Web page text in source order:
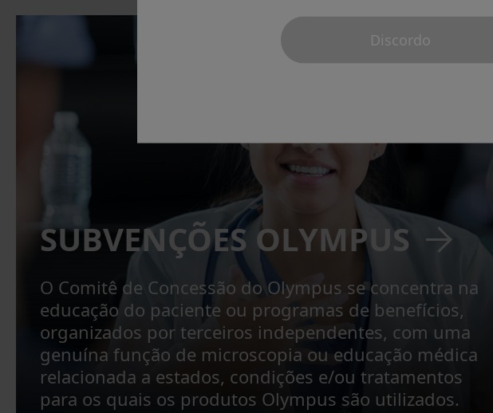
SUBVENÇÕES OLYMPUS
O Comitê de Concessão do Olympus se concentra na
educação do paciente ou programas de benefícios,
organizados por terceiros independentes, com uma
genuína função de microscopia ou educação médica
relacionada a estados, condições e/ou tratamentos
para os quais os produtos Olympus são utilizados.
Discordo